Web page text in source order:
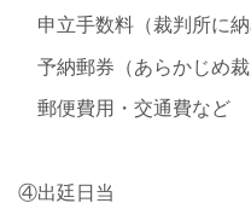
申立手数料（裁判所に納
予納郵券（あらかじめ裁
郵便費用・交通費など
④出廷日当